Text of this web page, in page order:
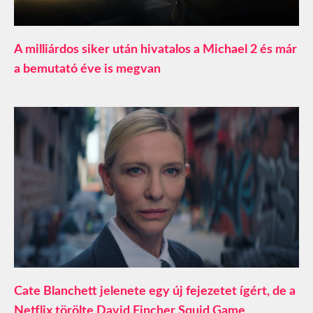
A milliárdos siker után hivatalos a Michael 2 és már
a bemutató éve is megvan
Cate Blanchett jelenete egy új fejezetet ígért, de a